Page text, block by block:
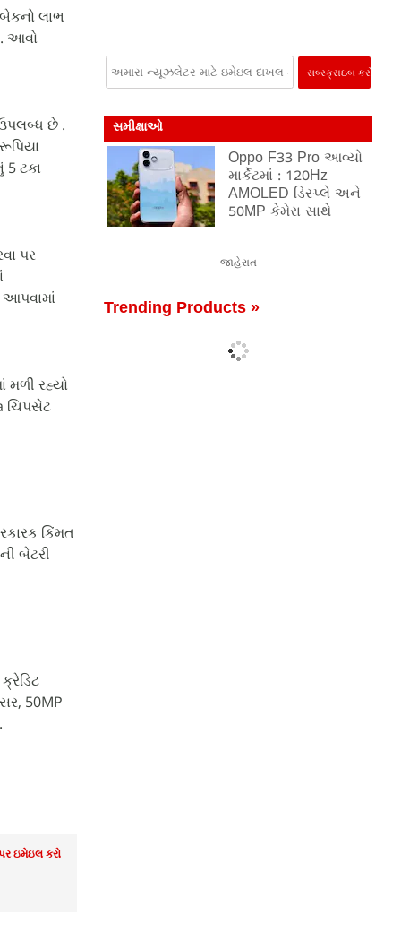
લાભ
આવો
છે .
5 ટકા
પર
આપવામાં
મળી રહ્યો
ચિપસેટ
કિંમત
બેટરી
50MP
ઇમેઇલ કરો
સમીક્ષાઓ
Oppo F33 Pro આવ્યો
માર્કેટમાં : 120Hz
AMOLED ડિસ્પ્લે અને
50MP કેમેરા સાથે
જાહેરાત
Trending Products »